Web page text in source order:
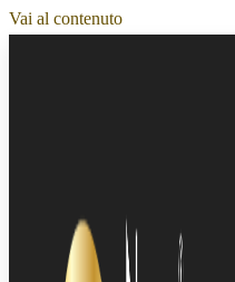
Vai al contenuto